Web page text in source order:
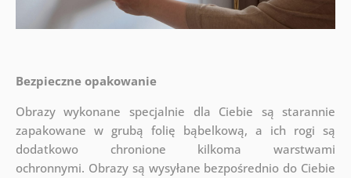
Bezpieczne opakowanie
Obrazy wykonane specjalnie dla Ciebie są starannie
zapakowane w grubą folię bąbelkową, a ich rogi są
dodatkowo chronione kilkoma warstwami
ochronnymi. Obrazy są wysyłane bezpośrednio do Ciebie